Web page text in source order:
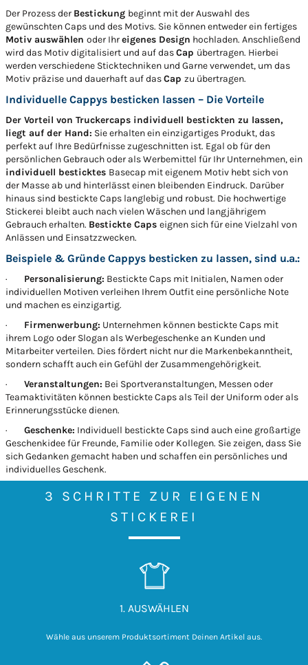
Der Prozess der Bestickung beginnt mit der Auswahl des
gewünschten Caps und des Motivs. Sie können entweder ein fertiges
Motiv auswählen oder Ihreigenes Design hochladen. Anschließend
wird das Motiv digitalisiert und auf dasCap übertragen. Hierbei
werden verschiedene Sticktechniken und Garne verwendet, um das
Motiv präzise und dauerhaft auf dasCap zu übertragen.
Individuelle Cappys besticken lassen – Die Vorteile
Der Vorteil von Truckercaps individuell bestickten zu lassen,
liegt auf der Hand: Sie erhalten ein einzigartiges Produkt, das
perfekt auf Ihre Bedürfnisse zugeschnitten ist. Egal ob für den
persönlichen Gebrauch oder als Werbemittel für Ihr Unternehmen, ein
individuell besticktes Basecap mit eigenem Motiv hebt sich von
der Masse ab und hinterlässt einen bleibenden Eindruck. Darüber
hinaus sind bestickte Caps langlebig und robust. Die hochwertige
Stickerei bleibt auch nach vielen Wäschen und langjährigem
Gebrauch erhalten. Bestickte Caps eignen sich für eine Vielzahl von
Anlässen und Einsatzzwecken.
Beispiele & Gründe Cappys besticken zu lassen, sind u.a.:
· Personalisierung: Bestickte Caps mit Initialen, Namen oder
individuellen Motiven verleihen Ihrem Outfit eine persönliche Note
und machen es einzigartig.
· Firmenwerbung: Unternehmen können bestickte Caps mit
ihrem Logo oder Slogan als Werbegeschenke an Kunden und
Mitarbeiter verteilen. Dies fördert nicht nur die Markenbekanntheit,
sondern schafft auch ein Gefühl der Zusammengehörigkeit.
· Veranstaltungen: Bei Sportveranstaltungen, Messen oder
Teamaktivitäten können bestickte Caps als Teil der Uniform oder als
Erinnerungsstücke dienen.
· Geschenke: Individuell bestickte Caps sind auch eine großartige
Geschenkidee für Freunde, Familie oder Kollegen. Sie zeigen, dass Sie
sich Gedanken gemacht haben und schaffen ein persönliches und
individuelles Geschenk.
3 SCHRITTE ZUR EIGENEN
STICKEREI
1. AUSWÄHLEN
Wähle aus unserem Produktsortiment Deinen Artikel aus.